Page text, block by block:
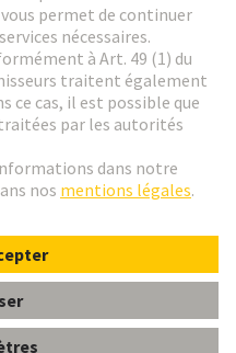
Générales de Vente